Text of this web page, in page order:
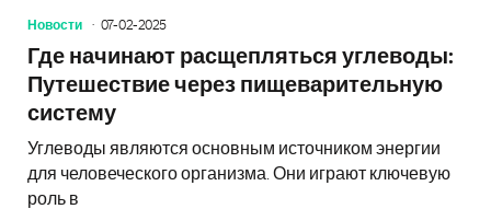
Новости 07-02-2025
Где начинают расщепляться углеводы:
Путешествие через пищеварительную
систему
Углеводы являются основным источником энергии
для человеческого организма. Они играют ключевую
роль в